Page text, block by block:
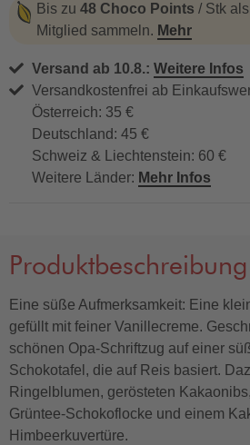
Bis zu 48 Choco Points / Stk
Mitglied sammeln. Mehr
Versand ab 10.8.: Weitere Infos
Versandkostenfrei ab
Österreich: 35 €
Deutschland: 45 €
Schweiz & Liechtenstein: 60 €
Weitere Länder: Mehr Infos
Produktbeschreibung
Eine süße Aufmerksamkeit: Eine
gefüllt mit feiner Vanillecreme.
schönen Opa-Schriftzug auf einer
Schokotafel, die auf Reis basiert.
Ringelblumen, gerösteten
Grüntee-Schokoflocke und einem
Himbeerkuvertüre.